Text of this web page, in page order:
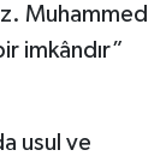
Muhammed
imkândır”
usul ve